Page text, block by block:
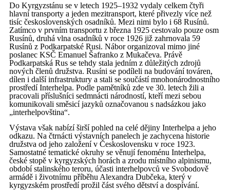
Do Kyrgyzstánu se v letech 1925–1932 vydaly celkem čtyři
hlavní transporty a jeden mezitransport, které přivezly více než
tisíc československých osadníků. Mezi nimi bylo i 68 Rusínů.
Zatímco v prvním transportu z března 1925 cestovalo pouze osm
Rusínů, druhá vlna osadníků v roce 1926 již zahrnovala 59
Rusínů z Podkarpatské Rusi. Nábor organizoval mimo jiné
poslanec KSČ Emanuel Šafranko z Mukačeva. Právě
Podkarpatská Rus se tehdy stala jedním z důležitých zdrojů
nových členů družstva. Rusíni se podíleli na budování továren,
dílen i další infrastruktury a stali se součástí mnohonárodnostního
prostředí Interhelpa. Podle pamětníků zde ve 30. letech žili a
pracovali příslušníci sedmnácti národností, kteří mezi sebou
komunikovali směsicí jazyků označovanou s nadsázkou jako
„interhelpovština“.
Výstava však nabízí širší pohled na celé dějiny Interhelpa a jeho
odkazu. Na čtrnácti výstavních panelech je zachycena historie
družstva od jeho založení v Československu v roce 1923.
Samostatné tematické okruhy se věnují fenoménu Interhelpa,
české stopě v kyrgyzských horách a zrodu místního alpinismu,
období stalinského teroru, účasti interhelpovců ve Svobodově
armádě i životnímu příběhu Alexandra Dubčeka, který v
kyrgyzském prostředí prožil část svého dětství a dospívání.